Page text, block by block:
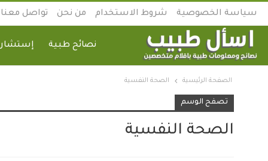
سياسة الخصوصية شروط الاستخدام من نحن تواصل معنا
نصائح طبية
الصفحة الرئيسية الصحة النفسية
تصفح الوسم
الصحة النفسية